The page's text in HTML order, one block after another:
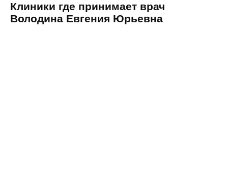
Клиники где принимает врач
Володина Евгения Юрьевна